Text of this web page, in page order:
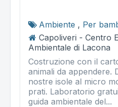
Ambiente , Per
Capoliveri - Centro
Ambientale di Lacona
Costruzione con il
animali da appendere.
nostre isole al micro
prati. Laboratorio
guida ambientale del...